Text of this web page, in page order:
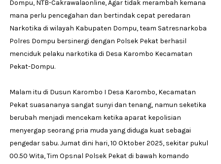
Dompu, NTB-Cakrawalaonline, Agar tidak merambah kemana
mana perlu pencegahan dan bertindak cepat peredaran
Narkotika di wilayah Kabupaten Dompu, team Satresnarkoba
Polres Dompu bersinergi dengan Polsek Pekat berhasil
menciduk pelaku narkotika di Desa Karombo Kecamatan
Pekat-Dompu.
Malam itu di Dusun Karombo I Desa Karombo, Kecamatan
Pekat suasananya sangat sunyi dan tenang, namun seketika
berubah menjadi mencekam ketika aparat kepolisian
menyergap seorang pria muda yang diduga kuat sebagai
pengedar sabu. Jumat dini hari, 10 Oktober 2025, sekitar pukul
00.50 Wita, Tim Opsnal Polsek Pekat di bawah komando